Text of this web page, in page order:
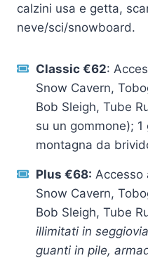
calzini usa e getta,
neve/sci/snowboard.
Classic €62:
Snow Cavern,
Bob Sleigh, Tube
su un gommone);
montagna da
Plus €68: Accesso
Snow Cavern,
Bob Sleigh, Tube
illimitati in seggiovia
guanti in pile,